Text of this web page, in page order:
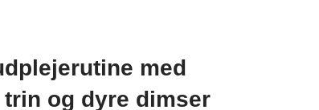
med
og dyre dimser